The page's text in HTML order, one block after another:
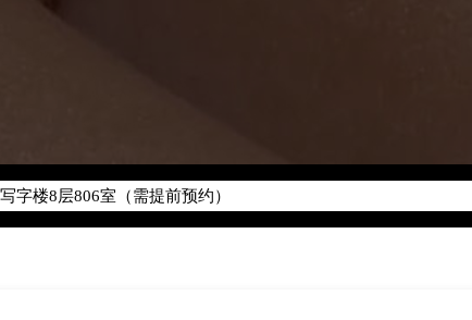
：400-882-0752
字楼8层806室（需提前预约）
字楼8层806室伯爵售后服务中心（需提前预约）
室伯爵售后服务中心（需提前预约）